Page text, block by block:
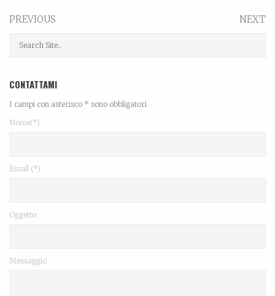
PREVIOUS NEXT
CONTATTAMI
I campi con asterisco * sono obbligatori
Nome(*)
Email (*)
Oggetto
Messaggio